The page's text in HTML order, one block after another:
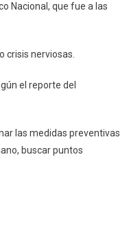
Nacional, que fue a las
crisis nerviosas.
el reporte del
las medidas preventivas
buscar puntos